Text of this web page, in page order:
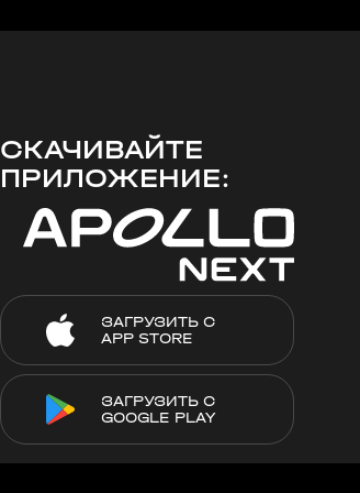
СКАЧИВАЙТЕ
ПРИЛОЖЕНИЕ:
ЗАГРУЗИТЬ С
APP STORE
ЗАГРУЗИТЬ С
GOOGLE PLAY